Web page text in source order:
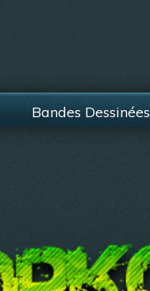
Bandes Dessinées